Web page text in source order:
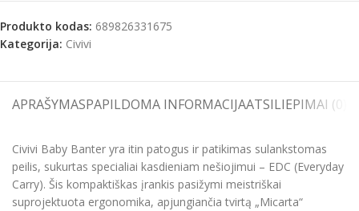
Produkto kodas: 689826331675
Kategorija: Civivi
APRAŠYMASPAPILDOMA INFORMACIJAATSILIEPIMAI (0)
Civivi Baby Banter yra itin patogus ir patikimas sulankstomas
peilis, sukurtas specialiai kasdieniam nešiojimui – EDC (Everyday
Carry). Šis kompaktiškas įrankis pasižymi meistriškai
suprojektuota ergonomika, apjungiančia tvirtą „Micarta“